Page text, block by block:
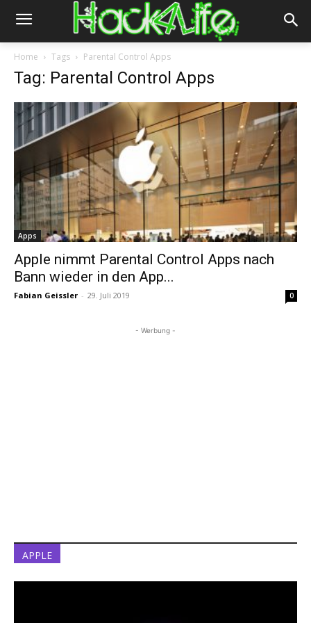
Home Tags Parental Control Apps
Tag: Parental Control Apps
Apps
Apple nimmt Parental Control Apps nach
Bann wieder in den App...
Fabian Geissler - 29. Juli 2019 0
- Werbung -
APPLE